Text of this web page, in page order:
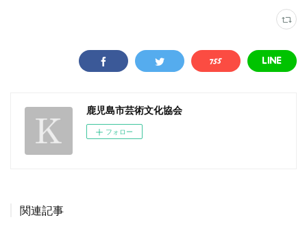
鹿児島市芸術文化協会
フォロー
関連記事